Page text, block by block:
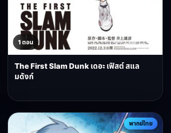
1 ตอน
The First Slam Dunk เดอะ เฟิสต์ สแล
มดังก์
พากย์ไทย